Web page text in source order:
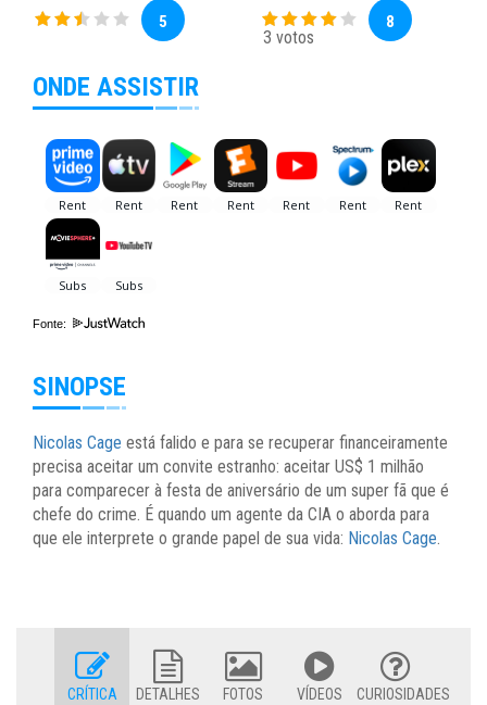
5
3 votos
8
ONDE ASSISTIR
Fonte:
SINOPSE
Nicolas Cage está falido e para se recuperar financeiramente
precisa aceitar um convite estranho: aceitar US$ 1 milhão
para comparecer à festa de aniversário de um super fã que é
chefe do crime. É quando um agente da CIA o aborda para
que ele interprete o grande papel de sua vida: Nicolas Cage.
CRÍTICA DETALHES FOTOS VÍDEOS CURIOSIDADES